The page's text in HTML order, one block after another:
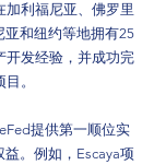
加利福尼亚、佛罗里
和纽约等地拥有25
开发经验，并成功完
。
提供第一顺位实
。例如，Escaya项